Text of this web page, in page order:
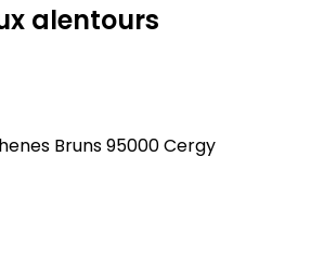
alentours
Bruns 95000 Cergy